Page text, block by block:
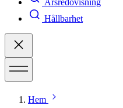
Årsredovisning
Hållbarhet
Hem